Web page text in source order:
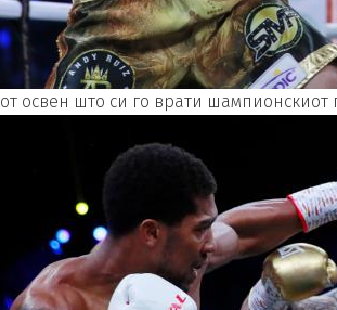
освен што си го врати шампионскиот